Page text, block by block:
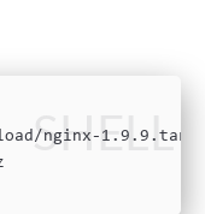
SHELL
nginx-